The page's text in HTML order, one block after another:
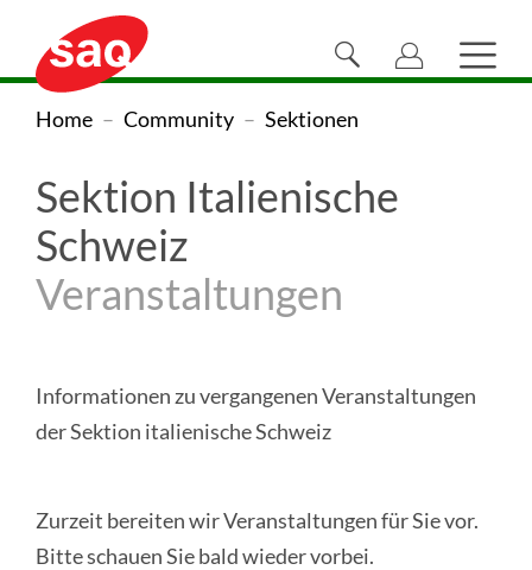
Navigieren
auf
SAQ
Swiss
Association
for
Quality
Hauptnavigation
zum
Inhalt
Suche
Sprachwahl
Kontaktseite
Newsletter-
Registration
zum
Footer
SAQ
Association
for
Quality
(zur
Suche
Sie
hier:
Home Community Sektionen
Sektion Italienische
Schweiz
Veranstaltungen
Informationen zu vergangenen Veranstaltungen
der Sektion italienische Schweiz
Zurzeit bereiten wir Veranstaltungen für Sie vor.
Bitte schauen Sie bald wieder vorbei.